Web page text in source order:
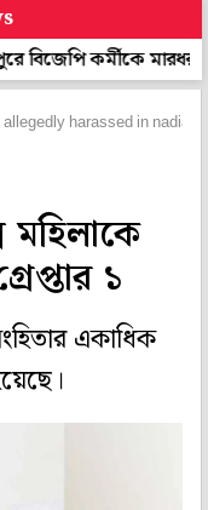
কর্মীকে মারধর, মাকে
harassed in nadial
মহিলাকে
১
একাধিক